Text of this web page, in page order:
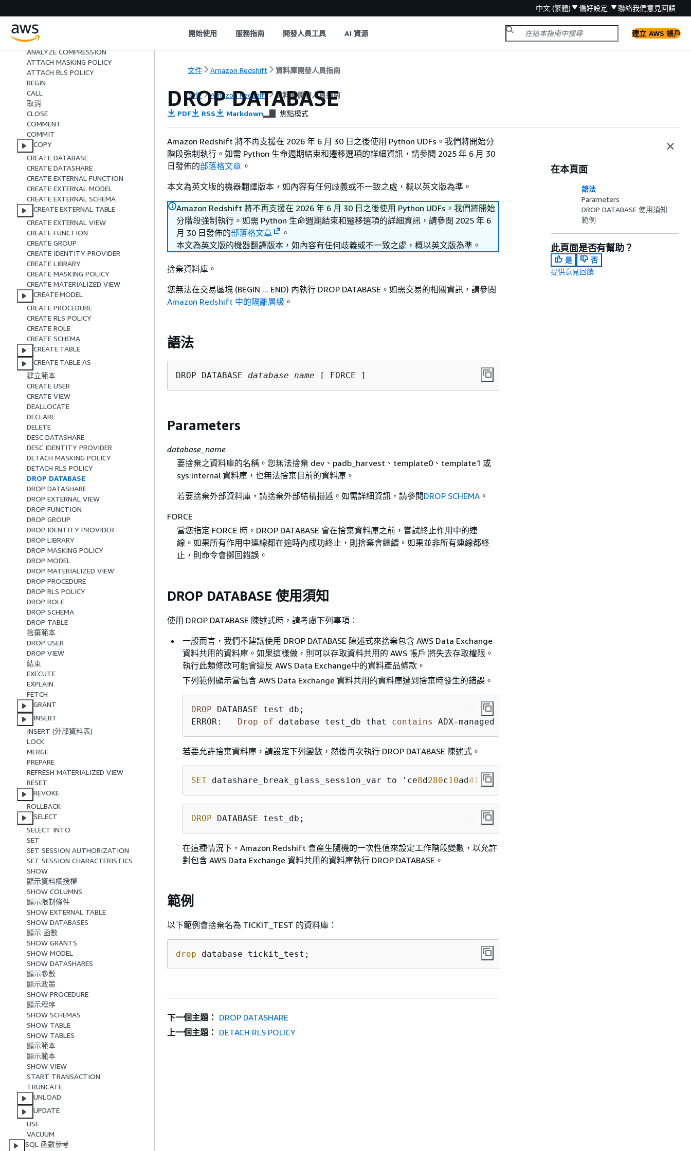
中文 (繁體) 偏好設定 聯絡我們意見回饋
開始使用 服務指南 開發人員工具 AI 資源 建立 AWS 帳戶
ALTER USER
ANALYZE
ANALYZE COMPRESSION
ATTACH MASKING POLICY
ATTACH RLS POLICY
BEGIN
CALL
取消
CLOSE
COMMENT
COMMIT
COPY
CREATE DATABASE
CREATE DATASHARE
CREATE EXTERNAL FUNCTION
CREATE EXTERNAL MODEL
CREATE EXTERNAL SCHEMA
CREATE EXTERNAL TABLE
CREATE EXTERNAL VIEW
CREATE FUNCTION
CREATE GROUP
CREATE IDENTITY PROVIDER
CREATE LIBRARY
CREATE MASKING POLICY
CREATE MATERIALIZED VIEW
CREATE MODEL
CREATE PROCEDURE
CREATE RLS POLICY
CREATE ROLE
CREATE SCHEMA
CREATE TABLE
CREATE TABLE AS
建立範本
CREATE USER
CREATE VIEW
DEALLOCATE
DECLARE
DELETE
DESC DATASHARE
DESC IDENTITY PROVIDER
DETACH MASKING POLICY
DETACH RLS POLICY
DROP DATABASE
DROP DATASHARE
DROP EXTERNAL VIEW
DROP FUNCTION
DROP GROUP
DROP IDENTITY PROVIDER
DROP LIBRARY
DROP MASKING POLICY
DROP MODEL
DROP MATERIALIZED VIEW
DROP PROCEDURE
DROP RLS POLICY
DROP ROLE
DROP SCHEMA
DROP TABLE
捨棄範本
DROP USER
DROP VIEW
結束
EXECUTE
EXPLAIN
FETCH
GRANT
INSERT
INSERT (外部資料表)
LOCK
MERGE
PREPARE
REFRESH MATERIALIZED VIEW
RESET
REVOKE
ROLLBACK
SELECT
SELECT INTO
SET
SET SESSION AUTHORIZATION
SET SESSION CHARACTERISTICS
SHOW
顯示資料欄授權
SHOW COLUMNS
顯示限制條件
SHOW EXTERNAL TABLE
SHOW DATABASES
顯示 函數
SHOW GRANTS
SHOW MODEL
SHOW DATASHARES
顯示參數
顯示政策
SHOW PROCEDURE
顯示程序
SHOW SCHEMAS
SHOW TABLE
SHOW TABLES
顯示範本
顯示範本
SHOW VIEW
START TRANSACTION
TRUNCATE
UNLOAD
UPDATE
USE
VACUUM
SQL 函數參考
文件 Amazon Redshift 資料庫開發人員指南
文件 Amazon Redshift 資料庫開發人員指南
DROP DATABASE
PDF RSS Markdown 焦點模式
Amazon Redshift 將不再支援在 2026 年 6 月 30 日之後使用 Python UDFs。我們將開始分
階段強制執行。如需 Python 生命週期結束和遷移選項的詳細資訊，請參閱 2025 年 6 月 30
日發佈的部落格文章 。
本文為英文版的機器翻譯版本，如內容有任何歧義或不一致之處，概以英文版為準。
Amazon Redshift 將不再支援在 2026 年 6 月 30 日之後使用 Python UDFs。我們將開始
分階段強制執行。如需 Python 生命週期結束和遷移選項的詳細資訊，請參閱 2025 年 6
月 30 日發佈的部落格文章
。
本文為英文版的機器翻譯版本，如內容有任何歧義或不一致之處，概以英文版為準。
捨棄資料庫。
您無法在交易區塊 (BEGIN ... END) 內執行 DROP DATABASE。如需交易的相關資訊，請參閱
Amazon Redshift 中的隔離層級 。
語法
DROP DATABASE database_name [ FORCE ]
Parameters
database_name
要捨棄之資料庫的名稱。您無法捨棄 dev、padb_harvest、template0、template1 或
sys:internal 資料庫，也無法捨棄目前的資料庫。
若要捨棄外部資料庫，請捨棄外部結構描述。如需詳細資訊，請參閱DROP SCHEMA。
FORCE
當您指定 FORCE 時，DROP DATABASE 會在捨棄資料庫之前，嘗試終止作用中的連
線。如果所有作用中連線都在逾時內成功終止，則捨棄會繼續。如果並非所有連線都終
止，則命令會擲回錯誤。
DROP DATABASE 使用須知
使用 DROP DATABASE 陳述式時，請考慮下列事項︰
一般而言，我們不建議使用 DROP DATABASE 陳述式來捨棄包含 AWS Data Exchange
資料共用的資料庫。如果這樣做，則可以存取資料共用的 AWS 帳戶 將失去存取權限。
執行此類修改可能會違反 AWS Data Exchange中的資料產品條款。
下列範例顯示當包含 AWS Data Exchange 資料共用的資料庫遭到捨棄時發生的錯誤。
DROP DATABASE test_db;
ERROR: Drop of database test_db that contains ADX-managed datashare(s) requires session
若要允許捨棄資料庫，請設定下列變數，然後再次執行 DROP DATABASE 陳述式。
SET datashare_break_glass_session_var to 'ce8d280c10ad41 ';
DROP DATABASE test_db;
在這種情況下，Amazon Redshift 會產生隨機的一次性值來設定工作階段變數，以允許
對包含 AWS Data Exchange 資料共用的資料庫執行 DROP DATABASE。
範例
以下範例會捨棄名為 TICKIT_TEST 的資料庫：
drop database tickit_test;
在本頁面
語法
Parameters
DROP DATABASE 使用須知
範例
此頁面是否有幫助？
是
否
提供意見回饋
下一個主題： DROP DATASHARE
上一個主題： DETACH RLS POLICY